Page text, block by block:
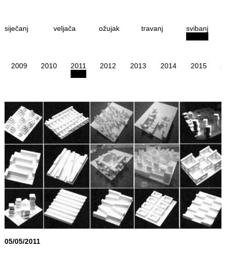
siječanj veljača ožujak travanj svibanj
2009 2010 2011 2012 2013 2014 2015
05/05/2011